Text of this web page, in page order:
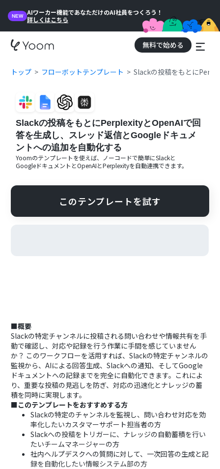
NEW
AIワーカー機能であなただけのAI社員をつくろう！
詳しくはこちら
無料で始める
トップ フローボットテンプレート Slackの投稿をもとに
Slackの投稿をもとにPerplexityとOpenAIで回
答を生成し、スレッド返信とGoogleドキュメ
ントへの追加を自動化する
Yoomのテンプレートを使えば、ノーコードで簡単にSlackと
Googleドキュメント とOpenAIとPerplexityを自動連携できます。
このテンプレートを試す
■概要
Slackの特定チャンネルに投稿される問い合わせや情報共有を手
動で確認し、対応や記録を行う作業に手間を感じていません
か？ このワークフローを活用すれば、Slackの特定チャンネルの
監視から、AIによる回答生成、Slackへの通知、そしてGoogle
ドキュメントへの記録までを完全に自動化できます。これによ
り、重要な投稿の見逃しを防ぎ、対応の迅速化とナレッジの蓄
積を同時に実現します。
■このテンプレートをおすすめする方
Slackの特定のチャンネルを監視し、問い合わせ対応を効
率化したいカスタマーサポート担当者の方
Slackへの投稿をトリガーに、ナレッジの自動蓄積を行い
たいチームマネージャーの方
社内ヘルプデスクへの質問に対して、一次回答の生成と記
録を自動化したい情報システム部の方